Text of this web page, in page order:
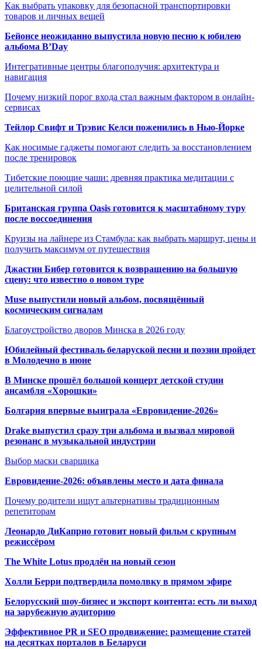
Как выбрать упаковку для безопасной транспортировки
товаров и личных вещей
Бейонсе неожиданно выпустила новую песню к юбилею
альбома B’Day
Интегративные центры благополучия: архитектура и
навигация
Почему низкий порог входа стал важным фактором в онлайн-
сервисах
Тейлор Свифт и Трэвис Келси поженились в Нью-Йорке
Как носимые гаджеты помогают следить за восстановлением
после тренировок
Тибетские поющие чаши: древняя практика медитации с
целительной силой
Британская группа Oasis готовится к масштабному туру
после воссоединения
Круизы на лайнере из Стамбула: как выбрать маршрут, цены и
получить максимум от путешествия
Джастин Бибер готовится к возвращению на большую
сцену: что известно о новом туре
Muse выпустили новый альбом, посвящённый
космическим сигналам
Благоустройство дворов Минска в 2026 году
Юбилейный фестиваль беларуской песни и поэзии пройдет
в Молодечно в июне
В Минске прошёл большой концерт детской студии
ансамбля «Хорошки»
Болгария впервые выиграла «Евровидение-2026»
Drake выпустил сразу три альбома и вызвал мировой
резонанс в музыкальной индустрии
Выбор маски сварщика
Евровидение-2026: объявлены место и дата финала
Почему родители ищут альтернативы традиционным
репетиторам
Леонардо ДиКаприо готовит новый фильм с крупным
режиссёром
The White Lotus продлён на новый сезон
Холли Берри подтвердила помолвку в прямом эфире
Белорусский шоу-бизнес и экспорт контента: есть ли выход
на зарубежную аудиторию
Эффективное PR и SEO продвижение: размещение статей
на десятках порталов в Беларуси